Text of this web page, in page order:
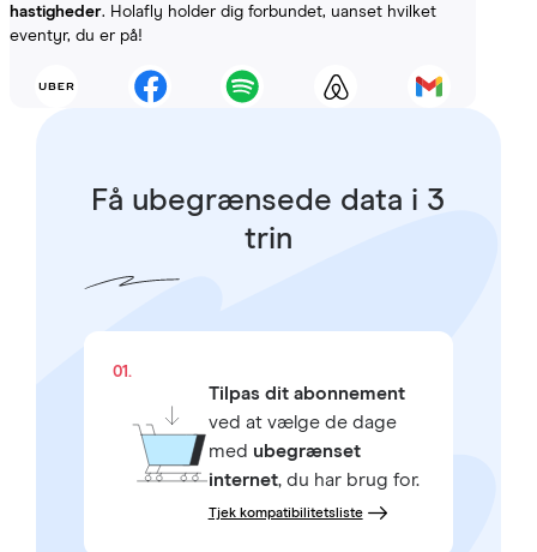
hastigheder. Holafly holder dig forbundet, uanset hvilket
eventyr, du er på!
Få ubegrænsede data i 3
trin
01.
Tilpas dit abonnement
ved at vælge de dage
med ubegrænset
internet, du har brug for.
Tjek kompatibilitetsliste